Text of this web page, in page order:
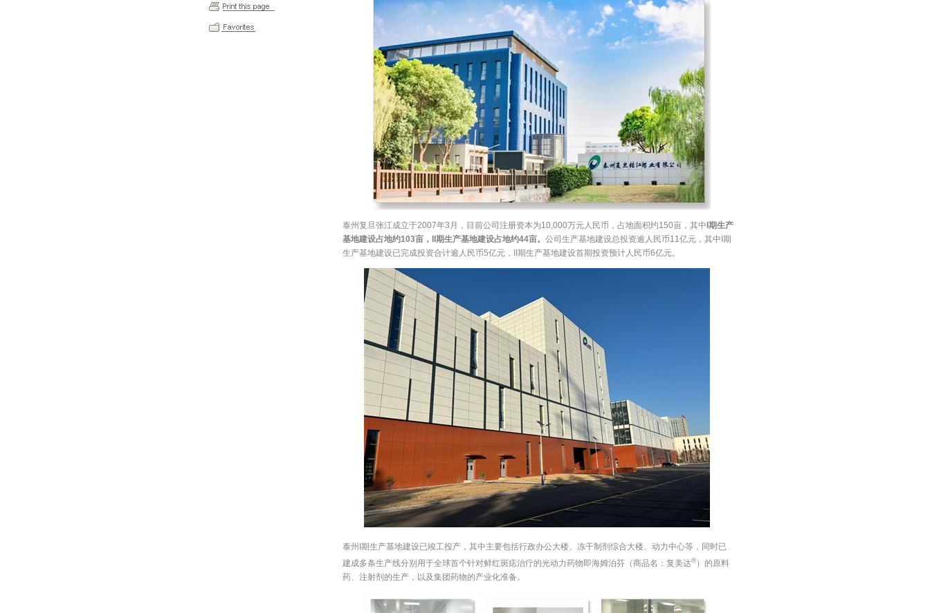
泰州复旦张江成立于2007年3月，目前公司注册资本为10,000万元人民币，占地面积约150亩，其中 期生产
基地建设占地约103亩， 期生产基地建设占地约44亩。 公司生产基地建设总投资逾人民币11亿元，其中I期
生产基地建设已完成投资合计逾人民币5亿元，II期生产基地建设首期投资预计人民币6亿元。
泰州I期生产基地建设已竣工投产，其中主要包括行政办公大楼、冻干制剂综合大楼、动力中心等，同时已
建成多条生产线分别用于全球首个针对鲜红斑痣治疗的光动力药物即海姆泊芬（商品名：复美达®）的原料
药、注射剂的生产，以及集团药物的产业化准备。